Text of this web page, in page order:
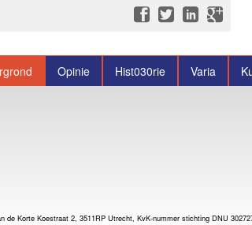
Opinie Hist030rie Varia
Korte Koestraat 2, 3511RP Utrecht, KvK-nummer stichting DNU